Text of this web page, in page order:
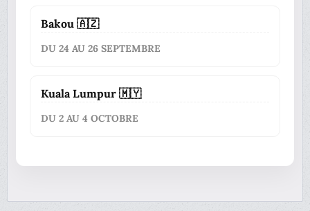
Bakou 🇦🇿
DU 24 AU 26 SEPTEMBRE
Kuala Lumpur 🇲🇾
DU 2 AU 4 OCTOBRE